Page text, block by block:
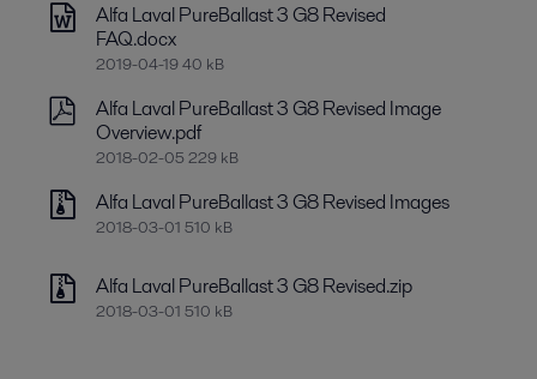
Alfa Laval PureBallast 3 G8 Revised
FAQ.docx
2019-04-19 40 kB
Alfa Laval PureBallast 3 G8 Revised Image
Overview.pdf
2018-02-05 229 kB
Alfa Laval PureBallast 3 G8 Revised Images
2018-03-01 510 kB
Alfa Laval PureBallast 3 G8 Revised.zip
2018-03-01 510 kB